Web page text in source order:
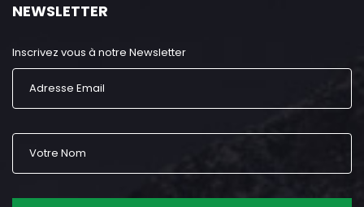
NEWSLETTER
Inscrivez vous à notre Newsletter